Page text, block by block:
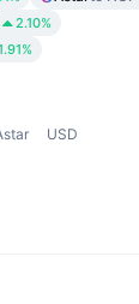
2.10%
USD